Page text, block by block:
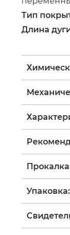
Тип
Длина
Упаковка: